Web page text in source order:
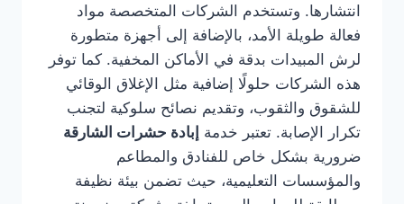
انتشارها. وتستخدم الشركات المتخصصة مواد
فعالة طويلة الأمد، بالإضافة إلى أجهزة متطورة
لرش المبيدات بدقة في الأماكن المخفية. كما توفر
هذه الشركات حلولًا إضافية مثل الإغلاق الوقائي
للشقوق والثقوب، وتقديم نصائح سلوكية لتجنب
تكرار الإصابة. تعتبر خدمة إبادة حشرات الشارقة
ضرورية بشكل خاص للفنادق والمطاعم
والمؤسسات التعليمية، حيث تضمن بيئة نظيفة